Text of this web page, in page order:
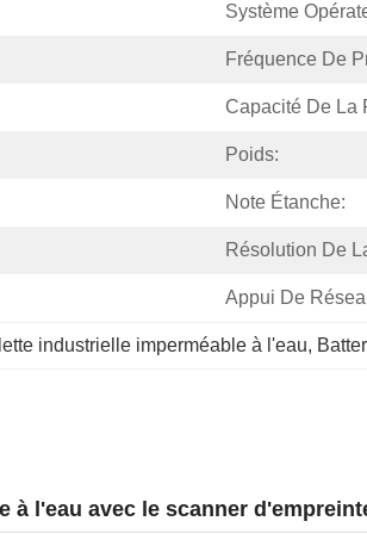
Système
Fréquence De
Capacité De La
Poids:
Note Étanche:
Résolution De
Appui De
industrielle imperméable à l'eau,
à l'eau avec le scanner